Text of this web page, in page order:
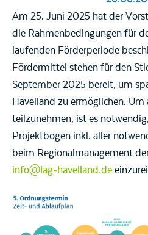
Am 25. Juni 2025 hat der
die Rahmenbedingungen für
laufenden Förderperiode
Fördermittel stehen für den
September 2025 bereit, um
Havelland zu ermöglichen.
teilzunehmen, ist es
Projektbogen inkl. aller
beim Regionalmanagement
info@lag-havelland.de